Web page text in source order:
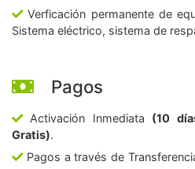
Verficación permanente de
Sistema eléctrico, sistema de
Pagos
Activación Inmediata (10
Gratis).
Pagos a través de